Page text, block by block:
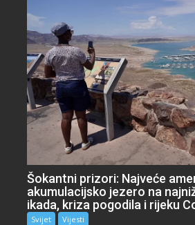
Šokantni prizori: Najveće
akumulacijsko jezero na
ikada, kriza pogodila i rijeku
Svijet Vijesti